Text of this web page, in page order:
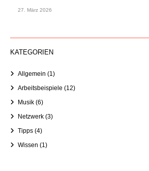
27. März 2026
KATEGORIEN
Allgemein (1)
Arbeitsbeispiele (12)
Musik (6)
Netzwerk (3)
Tipps (4)
Wissen (1)